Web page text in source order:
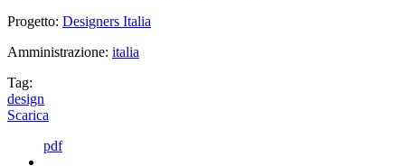
Progetto: Designers Italia
Amministrazione: italia
Tag:
design
Scarica
pdf